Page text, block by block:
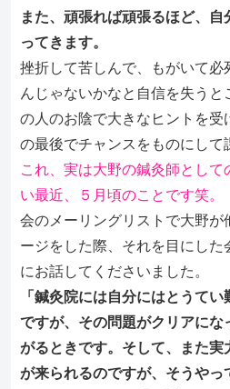
また、頑張れば頑張るほど、
ってきます。
挫折して苦しんで、もがいて必
んじゃないかなと自信を失うと
の人のお陰で大きなヒントを受
の最後でチャンスをものにして
これ、実は大野の鍼灸師とし
い最近、５月頃のことです笑。
会のメーリングリストで大野が
ージをした際、それを目にした
にお話してくださいました。
「鍼灸院には自分にはとうて
ですが、その問題がクリアにな
がるときです。そして、また実
が来られるのですが、そうやっ